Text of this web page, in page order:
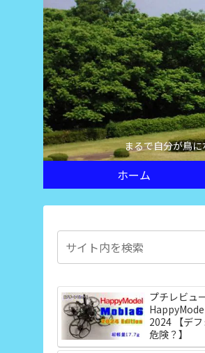
まるで自分が鳥
ホーム
プチレビュ
2024 【デ
危険？】